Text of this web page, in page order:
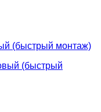
(быстрый монтаж)